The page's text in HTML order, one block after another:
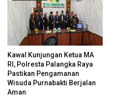
Kawal Kunjungan Ketua MA
RI, Polresta Palangka Raya
Pastikan Pengamanan
Wisuda Purnabakti Berjalan
Aman